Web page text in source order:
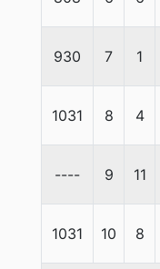
930 7 1
1031 8 4
---- 9 11
1031 10 8